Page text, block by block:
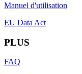
Manuel d'utilisation
EU Data Act
PLUS
FAQ